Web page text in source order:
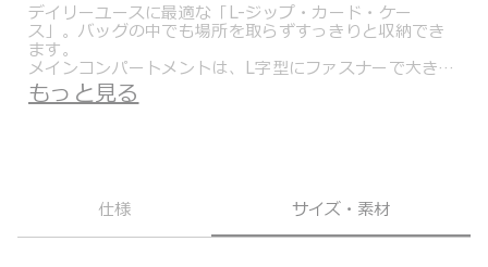
デイリーユースに最適な「L-ジップ・カード・ケー
ス」。バッグの中でも場所を取らずすっきりと収納でき
ます。
メインコンパートメントは、L字型にファスナーで大きく
開閉するので、カードや鍵などの取り出しもスムーズで
す。フロントにはスリップポケット、背面にはコインの
＊製品の仕様は予告なく変更する場合があります。
もっと見る
仕様 サイズ・素材